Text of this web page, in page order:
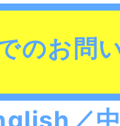
のお問
／